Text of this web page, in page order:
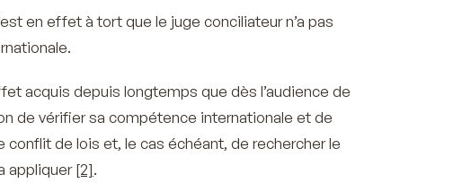
en effet à tort que le juge conciliateur n’a pas
acquis depuis longtemps que dès l’audience de
de vérifier sa compétence internationale et de
de lois et, le cas échéant, de rechercher le
appliquer[2].